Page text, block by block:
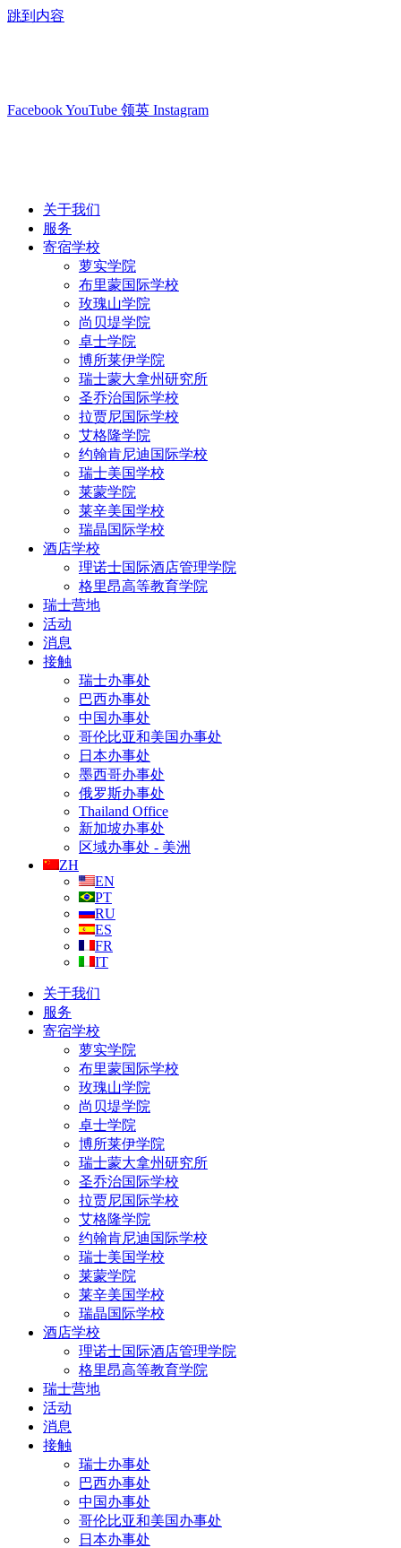
跳到内容
FacebookYouTube 领英 Instagram
关于我们
服务
寄宿学校
萝实学院
布里蒙国际学校
玫瑰山学院
尚贝堤学院
卓士学院
博所莱伊学院
瑞士蒙大拿州研究所
圣乔治国际学校
拉贾尼国际学校
艾格隆学院
约翰肯尼迪国际学校
瑞士美国学校
莱蒙学院
莱辛美国学校
瑞晶国际学校
酒店学校
理诺士国际酒店管理学院
格里昂高等教育学院
瑞士营地
活动
消息
接触
瑞士办事处
巴西办事处
中国办事处
哥伦比亚和美国办事处
日本办事处
墨西哥办事处
俄罗斯办事处
Thailand Office
新加坡办事处
区域办事处 - 美洲
ZH
EN
PT
RU
ES
FR
IT
关于我们
服务
寄宿学校
萝实学院
布里蒙国际学校
玫瑰山学院
尚贝堤学院
卓士学院
博所莱伊学院
瑞士蒙大拿州研究所
圣乔治国际学校
拉贾尼国际学校
艾格隆学院
约翰肯尼迪国际学校
瑞士美国学校
莱蒙学院
莱辛美国学校
瑞晶国际学校
酒店学校
理诺士国际酒店管理学院
格里昂高等教育学院
瑞士营地
活动
消息
接触
瑞士办事处
巴西办事处
中国办事处
哥伦比亚和美国办事处
日本办事处